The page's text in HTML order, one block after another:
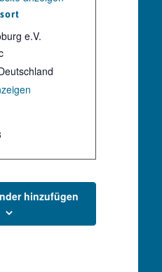
e.V.
hinzufügen